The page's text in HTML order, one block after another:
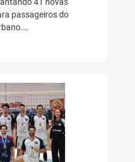
passageiros do